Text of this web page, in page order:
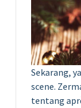
Sekarang,
scene.
tentang